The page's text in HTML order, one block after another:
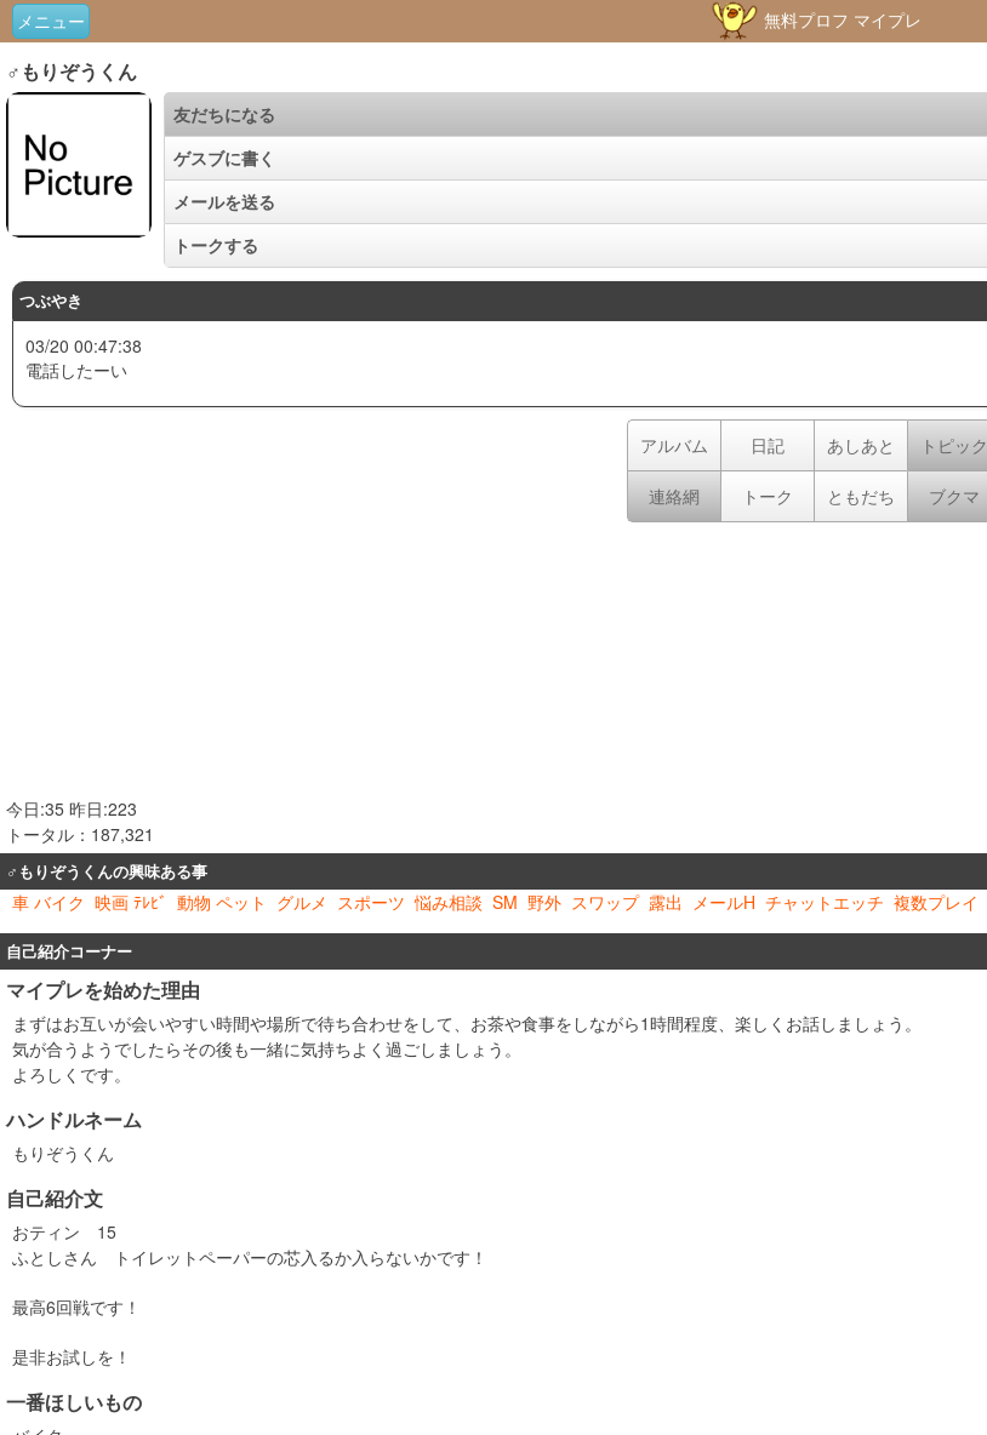
メニュー 無料プロフ マイプレ
♂もりぞうくん
友だちになる
ゲスブに書く
メールを送る
トークする
つぶやき
03/20 00:47:38
電話したーい
アルバム 日記 あしあと トピック
連絡網 トーク ともだち ブクマ
今日:35 昨日:223
トータル：187,321
♂もりぞうくんの興味ある事
車 バイク 映画 ﾃﾚﾋﾞ 動物 ペット グルメ スポーツ 悩み相談 SM 野外 スワップ 露出 メールH チャットエッチ 複数プレイ
自己紹介コーナー
マイプレを始めた理由
まずはお互いが会いやすい時間や場所で待ち合わせをして、お茶や食事をしながら1時間程度、楽しくお話しましょう。
気が合うようでしたらその後も一緒に気持ちよく過ごしましょう。
よろしくです。
ハンドルネーム
もりぞうくん
自己紹介文
おティン 15
ふとしさん トイレットペーパーの芯入るか入らないかです！
最高6回戦です！
是非お試しを！
一番ほしいもの